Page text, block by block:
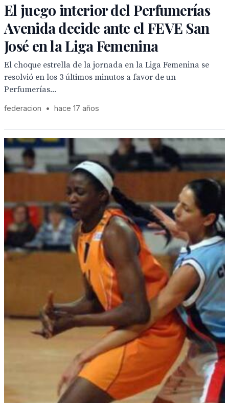
El juego interior del Perfumerías
Avenida decide ante el FEVE San
José en la Liga Femenina
El choque estrella de la jornada en la Liga Femenina se
resolvió en los 3 últimos minutos a favor de un
Perfumerías...
federacion • hace 17 años